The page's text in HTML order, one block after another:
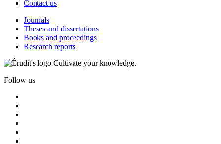
Contact us
Journals
Theses and dissertations
Books and proceedings
Research reports
Cultivate your knowledge.
Follow us